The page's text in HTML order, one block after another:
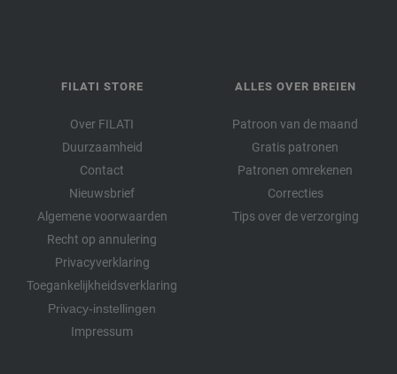
FILATI STORE
Over FILATI
Duurzaamheid
Contact
Nieuwsbrief
Algemene voorwaarden
Recht op annulering
Privacyverklaring
Toegankelijkheidsverklaring
Privacy-instellingen
Impressum
ALLES OVER BREIEN
Patroon van de maand
Gratis patronen
Patronen omrekenen
Correcties
Tips over de verzorging